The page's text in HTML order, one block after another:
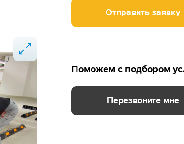
Отправить заявку
Поможем с подбором
Перезвоните мне